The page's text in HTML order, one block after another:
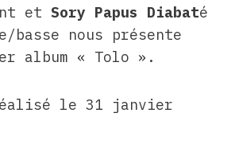
et Sory Papus Diabaté
nous présente
album « Tolo ».
le 31 janvier